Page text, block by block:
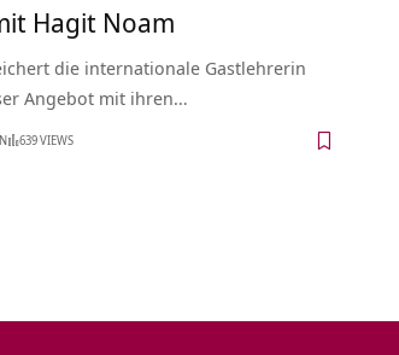
Hagit Noam
die internationale Gastlehrerin
Angebot mit ihren…
639 VIEWS